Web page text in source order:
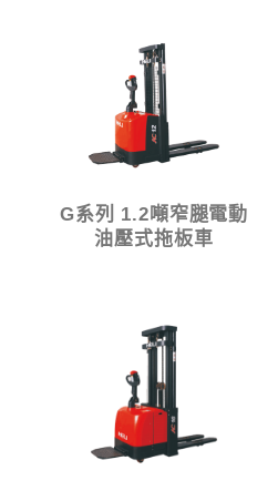
G系列 1.2噸窄腿電動
油壓式拖板車